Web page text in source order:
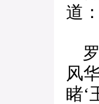
道
罗
风
睹‘